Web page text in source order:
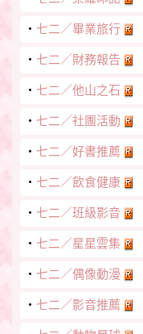
‧ 七二／畢業旅行
‧ 七二／財務報告
‧ 七二／他山之石
‧ 七二／社團活動
‧ 七二／好書推薦
‧ 七二／飲食健康
‧ 七二／班級影音
‧ 七二／星星雲集
‧ 七二／偶像動漫
‧ 七二／影音推薦